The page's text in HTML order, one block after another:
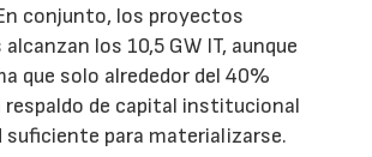
conjunto, los proyectos
los 10,5 GW IT, aunque
que solo alrededor del 40%
respaldo de capital institucional
suficiente para materializarse.